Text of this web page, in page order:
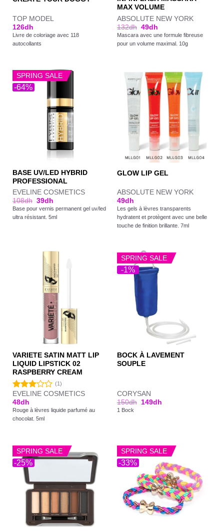
TOP MODEL
126dh
Livre de coloriage avec 118
autocollants
MAX VOLUME
ABSOLUTE NEW YORK
132dh 49dh
Mascara avec une formule fibreuse
pour un volume maximal. 10g
-64%
SPRING SALE
BASE UV/LED HYBRID
PROFESSIONAL
EVELINE COSMETICS
108dh 39dh
Base pour vernis permanent gel uv/led
ultra résistant. 5ml
GLOW LIP GEL
ABSOLUTE NEW YORK
49dh
Les gels à lèvres transparents
hydratent et protègent avec une belle
touche de finition brillante. 7ml
VARIETE SATIN MATT LIP
LIQUID LIPSTICK 02
RASPBERRY CREAM
Note
3.00
sur 5
(1)
EVELINE COSMETICS
48dh
Rouge à lèvres liquide parfumé au
chocolat. 5ml
-1%
SPRING SALE
BOCK À LAVEMENT
SOUPLE
CORYSAN
150dh 149dh
1 Bock
-25%
SPRING SALE
-33%
SPRING SALE